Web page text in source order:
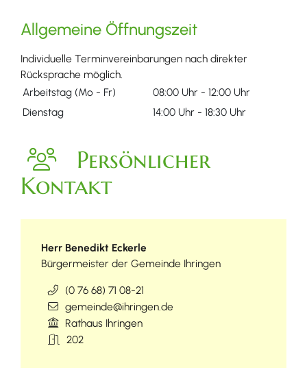
Allgemeine Öffnungszeit
Individuelle Terminvereinbarungen nach direkter
Rücksprache möglich.
Arbeitstag (Mo - Fr)
08:00 Uhr - 12:00 Uhr
Dienstag
14:00 Uhr - 18:30 Uhr
Persönlicher
Kontakt
Herr Benedikt Eckerle
Bürgermeister der Gemeinde Ihringen
(0 76 68) 71 08-21
gemeinde@ihringen.de
Rathaus Ihringen
202